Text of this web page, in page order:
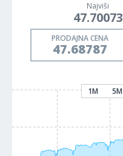
Najviši
47.70073
PRODAJNA CENA
47.68787
1M 5M